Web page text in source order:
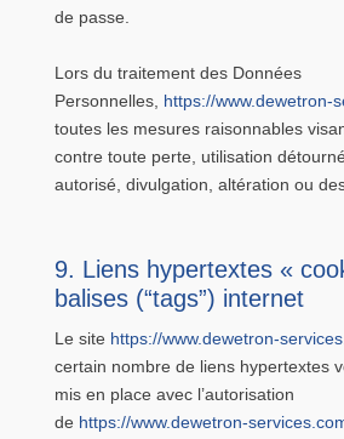
de passe.
Lors du traitement des Données
Personnelles, https://www.dewetron-
toutes les mesures raisonnables
contre toute perte, utilisation
autorisé, divulgation, altération ou
9. Liens hypertextes «
balises (“tags”) internet
Le site https://www.dewetron-
certain nombre de liens hypertextes
mis en place avec l’autorisation
de https://www.dewetron-